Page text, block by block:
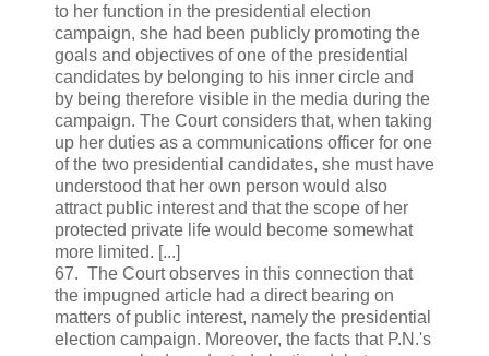
to her function in the presidential election
campaign, she had been publicly promoting the
goals and objectives of one of the presidential
candidates by belonging to his inner circle and
by being therefore visible in the media during the
campaign. The Court considers that, when taking
up her duties as a communications officer for one
of the two presidential candidates, she must have
understood that her own person would also
attract public interest and that the scope of her
protected private life would become somewhat
more limited. [...]
67. The Court observes in this connection that
the impugned article had a direct bearing on
matters of public interest, namely the presidential
election campaign. Moreover, the facts that P.N.'s